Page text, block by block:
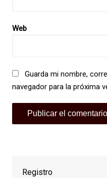
Web
Guarda mi nombre,
navegador para la próxima
Registro